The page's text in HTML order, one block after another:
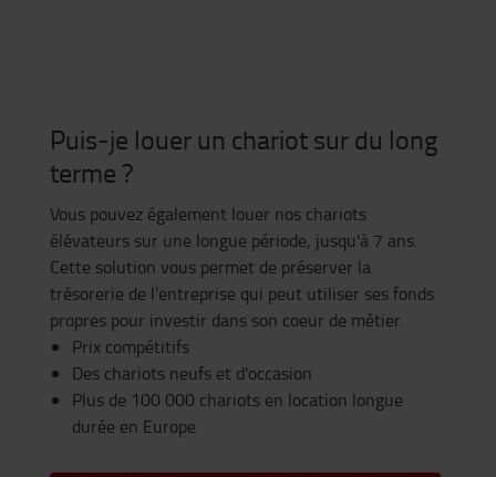
Puis-je louer un chariot sur du long
terme ?
Vous pouvez également louer nos chariots
élévateurs sur une longue période, jusqu'à 7 ans.
Cette solution vous permet de préserver la
trésorerie de l’entreprise qui peut utiliser ses fonds
propres pour investir dans son coeur de métier.
Prix compétitifs
Des chariots neufs et d'occasion
Plus de 100 000 chariots en location longue
durée en Europe